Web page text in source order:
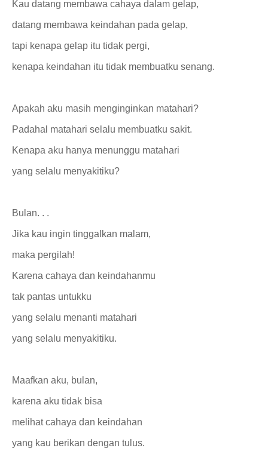
Kau datang membawa cahaya dalam gelap,
datang membawa keindahan pada gelap,
tapi kenapa gelap itu tidak pergi,
kenapa keindahan itu tidak membuatku senang.
Apakah aku masih menginginkan matahari?
Padahal matahari selalu membuatku sakit.
Kenapa aku hanya menunggu matahari
yang selalu menyakitiku?
Bulan. . .
Jika kau ingin tinggalkan malam,
maka pergilah!
Karena cahaya dan keindahanmu
tak pantas untukku
yang selalu menanti matahari
yang selalu menyakitiku.
Maafkan aku, bulan,
karena aku tidak bisa
melihat cahaya dan keindahan
yang kau berikan dengan tulus.